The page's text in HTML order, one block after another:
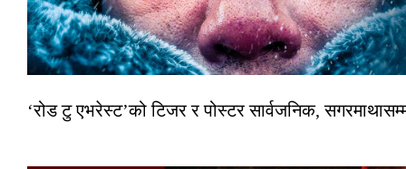
‘रोड टु एभरेस्ट’को टिजर र पोस्टर सार्वजनिक,